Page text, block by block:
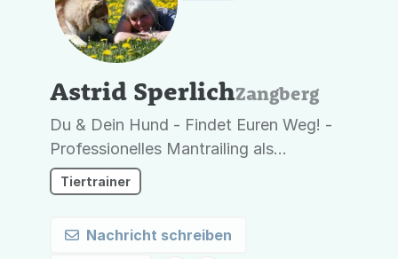
Astrid SperlichZangberg
Du & Dein Hund - Findet Euren Weg! -
Professionelles Mantrailing als
Enrichment
Tiertrainer
Nachricht schreiben